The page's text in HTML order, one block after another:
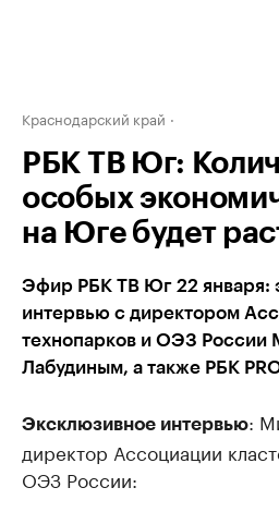
Краснодарский край
РБК ТВ Юг:
особых
на Юге будет
Эфир РБК ТВ Юг 22 января:
интервью с директором
технопарков и ОЭЗ России
Лабудиным, а также РБК
Эксклюзивное интервью:
директор Ассоциации
ОЭЗ России: